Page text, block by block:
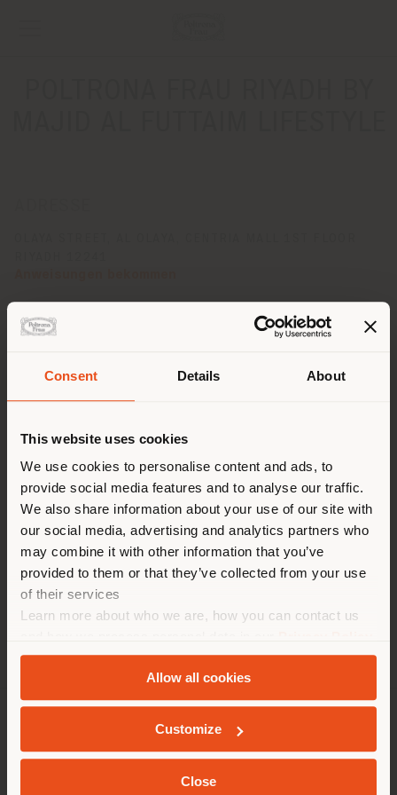
Consent Details About
This website uses cookies
We use cookies to personalise content and ads, to
provide social media features and to analyse our traffic.
We also share information about your use of our site with
our social media, advertising and analytics partners who
may combine it with other information that you’ve
provided to them or that they’ve collected from your use
of their services
Learn more about who we are, how you can contact us
andCookie Policy.
Allow all cookies
Customize
Close
KONTAKTE
[email protected]
ZEITEN
Montag 10 AM – 11 PM
Dienstag 10 AM – 11 PM
Mittwoch 10 AM – 11 PM
Donnerstag 10 AM – 11 PM
Samstag 10 AM – 11 PM
Sonntag 10 AM – 11 PM
Sie browsen in einem anderen
Land als Ihrem Standort. Wir
empfehlen Ihnen, sich richtig
zu orientieren, um Einkäufe
tätigen zu können. (us)
GEOLOKALISIERT